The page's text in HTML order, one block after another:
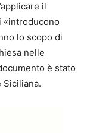
il
«introducono
lo scopo di
nelle
è stato
Siciliana.